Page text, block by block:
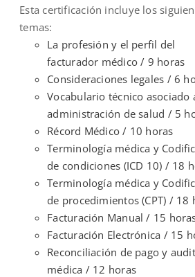
Esta certificación incluye los
temas:
La profesión y el perfil del
facturador médico / 9 horas
Consideraciones legales / 6
Vocabulario técnico asociado
administración de salud / 5
Récord Médico / 10 horas
Terminología médica y
de condiciones (ICD 10) / 18
Terminología médica y
de procedimientos (CPT) / 18
Facturación Manual / 15
Facturación Electrónica / 15
Reconciliación de pago y
médica / 12 horas